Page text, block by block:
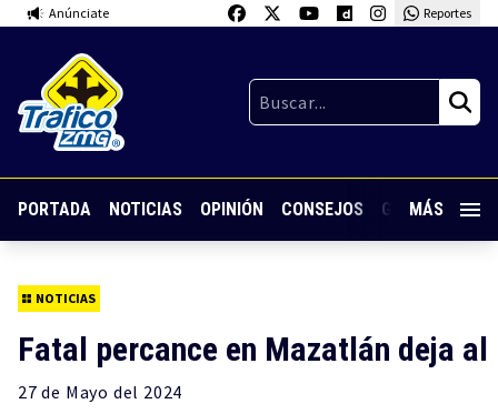
Anúnciate Reportes
PORTADA NOTICIAS OPINIÓN CONSEJOS GUARDIA
MÁS
NOTICIAS
Fatal percance en Mazatlán deja
27 de Mayo del 2024